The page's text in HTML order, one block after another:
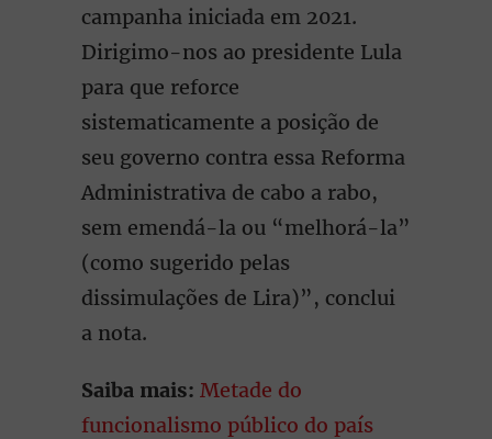
campanha iniciada em 2021.
Dirigimo-nos ao presidente Lula
para que reforce
sistematicamente a posição de
seu governo contra essa Reforma
Administrativa de cabo a rabo,
sem emendá-la ou “melhorá-la”
(como sugerido pelas
dissimulações de Lira)”, conclui
a nota.
Saiba mais: Metade do
funcionalismo público do país